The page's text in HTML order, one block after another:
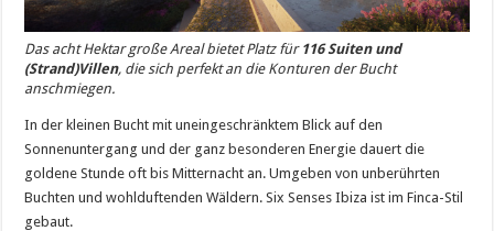
Das acht Hektar große Areal bietet Platz für 116 Suiten und
(Strand)Villen, die sich perfekt an die Konturen der Bucht
anschmiegen.
In der kleinen Bucht mit uneingeschränktem Blick auf den
Sonnenuntergang und der ganz besonderen Energie dauert die
goldene Stunde oft bis Mitternacht an. Umgeben von unberührten
Buchten und wohlduftenden Wäldern. Six Senses Ibiza ist im Finca-Stil
gebaut.